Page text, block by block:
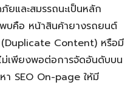
และสมรรถนะเป็นหลัก
บคือ หน้าสินค้ายางรถยนต์
(Duplicate Content) หรือมี
ม่เพียงพอต่อการจัดอันดับบน
า SEO On-page ให้มี